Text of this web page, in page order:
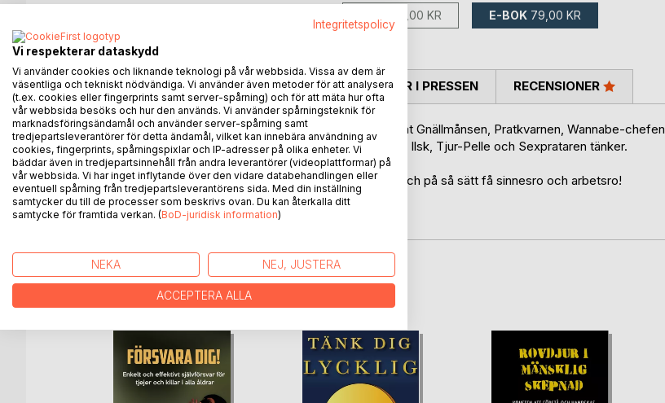
120,00 KR E-BOK 79,00 KR
BESKRIVNING
Här får du en seriös och psykologisk insikt i hur bland annat Gnällmånsen, Pratkvarnen, Wannabe-chefen,
Latmasken, Lustigkurren, Herr Nyfiken, Herr Otrevlig, Herr Ilsk, Tjur-Pelle och Sexprataren tänker.
Du lär dig att på ett smart och smidigt sätt bemöta dem, och på så sätt få sinnesro och arbetsro!
Med förord av en amerikansk psykologiprofessor.
FÖRFATTARE KOMMENTARER I PRESSEN RECENSIONER
ANDRA TITLAR HOSBoD
Integritetspolicy
Vi respekterar dataskydd
Vi använder cookies och liknande teknologi på vår webbsida. Vissa av dem är
väsentliga och tekniskt nödvändiga. Vi använder även metoder för att analysera
(t.ex. cookies eller fingerprints samt server-spårning) och för att mäta hur ofta
vår webbsida besöks och hur den används. Vi använder spårningsteknik för
marknadsföringsändamål och använder server-spårning samt
tredjepartsleverantörer för detta ändamål, vilket kan innebära användning av
cookies, fingerprints, spårningspixlar och IP-adresser på olika enheter. Vi
bäddar även in tredjepartsinnehåll från andra leverantörer (videoplattformar) på
vår webbsida. Vi har inget inflytande över den vidare databehandlingen eller
eventuell spårning från tredjepartsleverantörens sida. Med din inställning
samtycker du till de processer som beskrivs ovan. Du kan återkalla ditt
samtycke för framtida verkan. (BoD-juridisk information)
NEKA NEJ, JUSTERA
ACCEPTERA ALLA